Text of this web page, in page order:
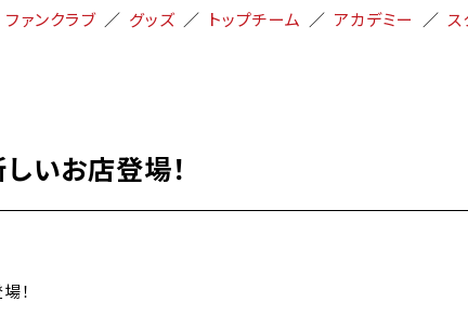
ファンクラブ グッズ トップチーム アカデミー
しいお店登場！
！